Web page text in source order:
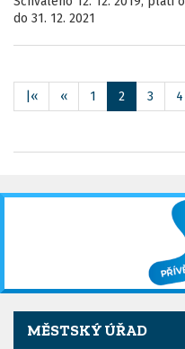
do 31. 12. 2021
|« « 1 2 3 4
MĚSTSKÝ ÚŘAD